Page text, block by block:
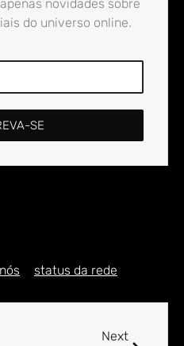
novidades sobre
do universo online.
SE
status da rede
Next